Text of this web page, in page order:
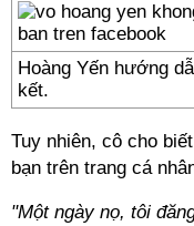
Hoàng Yến hướng
kết.
Tuy nhiên, cô cho
bạn trên trang cá
"Một ngày nọ, tôi